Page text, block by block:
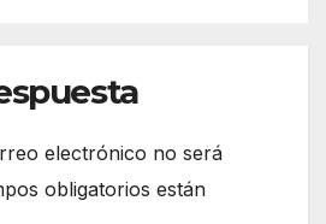
electrónico no será
obligatorios están